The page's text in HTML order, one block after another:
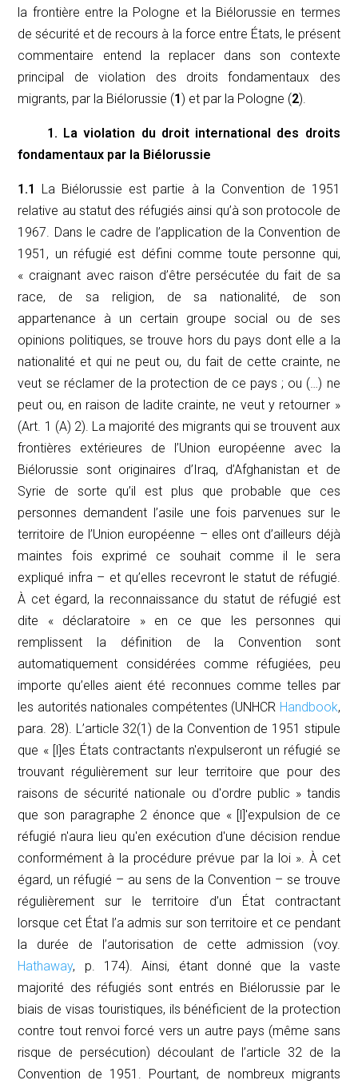
la frontière entre la Pologne et la Biélorussie en termes
de sécurité et de recours à la force entre États, le présent
commentaire entend la replacer dans son contexte
principal de violation des droits fondamentaux des
migrants, par la Biélorussie (1 ) et par la Pologne (2).
1. La violation du droit international des droits
fondamentaux par la Biélorussie
1.1
La Biélorussie est partie à la Convention de 1951
relative au statut des réfugiés ainsi qu’à son protocole de
1967. Dans le cadre de l’application de la Convention de
1951, un réfugié est défini comme toute personne qui,
« craignant avec raison d’être persécutée du fait de sa
race, de sa religion, de sa nationalité, de son
appartenance à un certain groupe social ou de ses
opinions politiques, se trouve hors du pays dont elle a la
nationalité et qui ne peut ou, du fait de cette crainte, ne
veut se réclamer de la protection de ce pays ; ou (…) ne
peut ou, en raison de ladite crainte, ne veut y retourner »
(Art. 1 (A) 2). La majorité des migrants qui se trouvent aux
frontières extérieures de l’Union européenne avec la
Biélorussie sont originaires d’Iraq, d’Afghanistan et de
Syrie de sorte qu’il est plus que probable que ces
personnes demandent l’asile une fois parvenues sur le
territoire de l’Union européenne – elles ont d’ailleurs déjà
maintes fois exprimé ce souhait comme il le sera
expliqué infra– et qu’elles recevront le statut de réfugié.
À cet égard, la reconnaissance du statut de réfugié est
dite « déclaratoire » en ce que les personnes qui
remplissent la définition de la Convention sont
automatiquement considérées comme réfugiées, peu
importe qu’elles aient été reconnues comme telles par
les autorités nationales compétentes (UNHCR Handbook,
para. 28). L’article 32(1) de la Convention de 1951 stipule
que « [l]es États contractants n'expulseront un réfugié se
trouvant régulièrement sur leur territoire que pour des
raisons de sécurité nationale ou d'ordre public » tandis
que son paragraphe 2 énonce que « [l]'expulsion de ce
réfugié n'aura lieu qu'en exécution d'une décision rendue
conformément à la procédure prévue par la loi ». À cet
égard, un réfugié – au sens de la Convention – se trouve
régulièrement sur le territoire d’un État contractant
lorsque cet État l’a admis sur son territoire et ce pendant
la durée de l’autorisation de cette admission (voy.
Hathaway, p. 174). Ainsi, étant donné que la vaste
majorité des réfugiés sont entrés en Biélorussie par le
biais de visas touristiques, ils bénéficient de la protection
contre tout renvoi forcé vers un autre pays (même sans
risque de persécution) découlant de l’article 32 de la
Convention de 1951. Pourtant, de nombreux migrants